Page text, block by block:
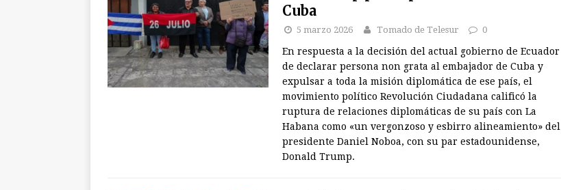
Cuba
5 marzo 2026 Tomado de Telesur 0
En respuesta a la decisión del actual gobierno de Ecuador
de declarar persona non grata al embajador de Cuba y
expulsar a toda la misión diplomática de ese país, el
movimiento político Revolución Ciudadana calificó la
ruptura de relaciones diplomáticas de su país con La
Habana como «un vergonzoso y esbirro alineamiento» del
presidente Daniel Noboa, con su par estadounidense,
Donald Trump.